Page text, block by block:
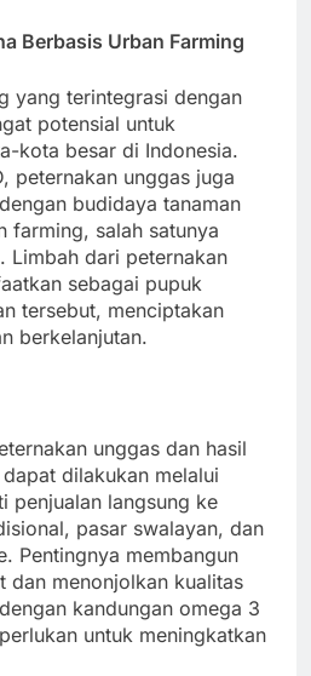
Berbasis Urban Farming
yang terintegrasi dengan
potensial untuk
kota besar di Indonesia.
peternakan unggas juga
budidaya tanaman
farming, salah satunya
Limbah dari peternakan
sebagai pupuk
tersebut, menciptakan
berkelanjutan.
unggas dan hasil
dilakukan melalui
penjualan langsung ke
pasar swalayan, dan
Pentingnya membangun
dan menonjolkan kualitas
kandungan omega 3
untuk meningkatkan